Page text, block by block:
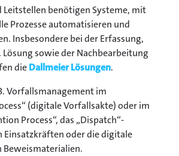
Leitstellen benötigen Systeme, mit
Prozesse automatisieren und
Insbesondere bei der Erfassung,
sowie der Nachbearbeitung
dieDallmeier Lösungen.
Vorfallsmanagement im
(digitale Vorfallsakte) oder im
Process“, das „Dispatch“-
Einsatzkräften oder die digitale